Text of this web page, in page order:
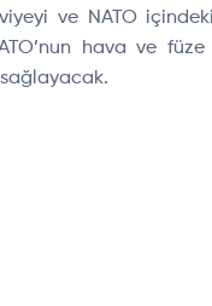
ve NATO
hava ve füze